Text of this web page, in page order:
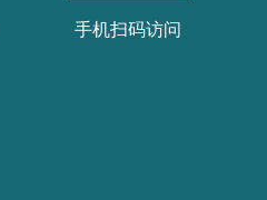
手机扫码访问